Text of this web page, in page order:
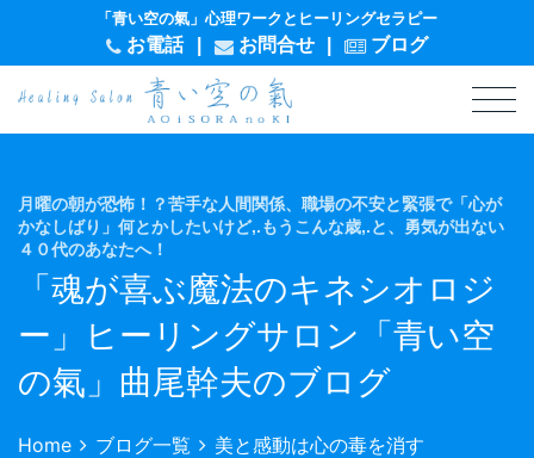
「青い空の氣」心理ワークとヒーリングセラピー
お電話 お問合せ ブログ
月曜の朝が恐怖！？苦手な人間関係、職場の不安と緊張で「心が
かなしばり」何とかしたいけど,.もうこんな歳,.と、勇気が出ない
４０代のあなたへ！
「魂が喜ぶ魔法のキネシオロジ
ー」ヒーリングサロン「青い空
の氣」曲尾幹夫のブログ
Home ブログ一覧 美と感動は心の毒を消す